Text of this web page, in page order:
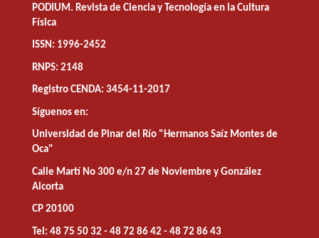
PODIUM. Revista de Ciencia y Tecnología en la Cultura
Física
ISSN: 1996-2452
RNPS: 2148
Registro CENDA: 3454-11-2017
Síguenos en:
Universidad de Pinar del Río "Hermanos Saíz Montes de
Oca"
Calle Martí No 300 e/n 27 de Noviembre y González
Alcorta
CP 20100
Tel: 48 75 50 32 - 48 72 86 42 - 48 72 86 43